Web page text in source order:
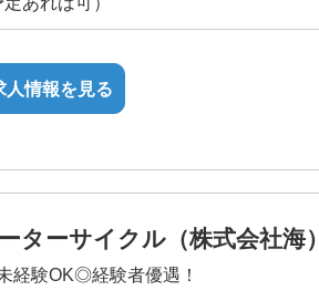
人情報を見る
ターサイクル（株式会社海）
経験OK◎経験者優遇！